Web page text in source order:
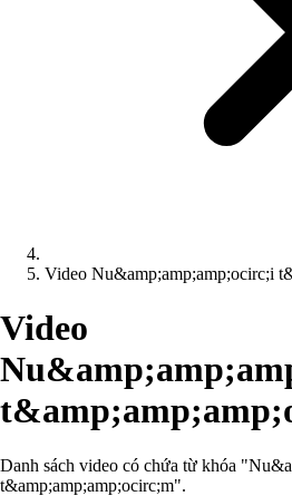
Video Nu&amp;amp;amp;ocirc;i
Video
Danh sách video có chứa từ khóa
t&amp;amp;amp;ocirc;m".